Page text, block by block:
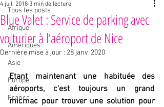
Tous les posts
Afrique
Amériques
Asie
Europe
France
Blue Valet : Service de parking avec
voiturier à l’aéroport de Nice
4 juil. 2018 3 min de lecture
Dernière mise à jour : 28 janv. 2020
Etant maintenant une habituée des
aéroports, c'est toujours un grand
micmac pour trouver une solution pour